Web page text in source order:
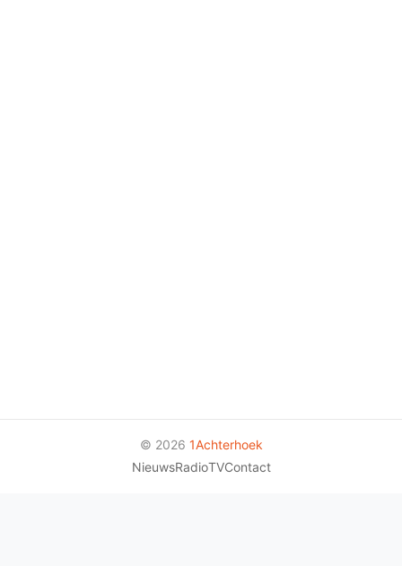
© 2026 1Achterhoek
NieuwsRadioTVContact